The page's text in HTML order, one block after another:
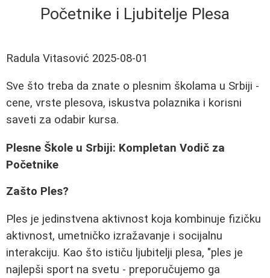
Početnike i Ljubitelje Plesa
Radula Vitasović 2025-08-01
Sve što treba da znate o plesnim školama u Srbiji -
cene, vrste plesova, iskustva polaznika i korisni
saveti za odabir kursa.
Plesne Škole u Srbiji: Kompletan Vodič za
Početnike
Zašto Ples?
Ples je jedinstvena aktivnost koja kombinuje fizičku
aktivnost, umetničko izražavanje i socijalnu
interakciju. Kao što ističu ljubitelji plesa, "ples je
najlepši sport na svetu - preporučujemo ga